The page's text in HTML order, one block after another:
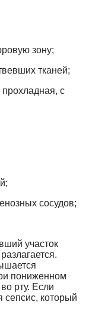
зону;
тканей;
с
сосудов;
участок
пониженном
рту. Если
сепсис, который